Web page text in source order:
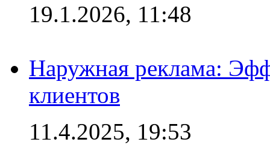
19.1.2026, 11:48
Наружная реклама:
клиентов
11.4.2025, 19:53